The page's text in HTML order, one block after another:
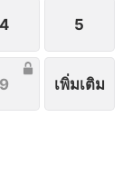
4 5
9 เพิ่มเติม